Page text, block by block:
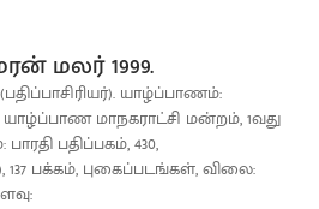
மலர் 1999.
யாழ்ப்பாணம்:
மாநகராட்சி மன்றம், 1வது
பதிப்பகம், 430,
137 பக்கம், புகைப்படங்கள், விலை: